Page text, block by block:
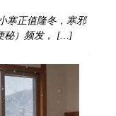
寒正值隆冬，寒邪
秘）频发， […]